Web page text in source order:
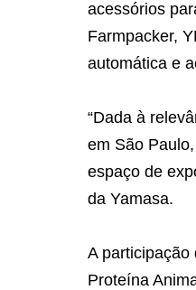
acessórios
Farmpacker,
automática e
“Dada à
em São
espaço de
da Yamasa.
A participação
Proteína